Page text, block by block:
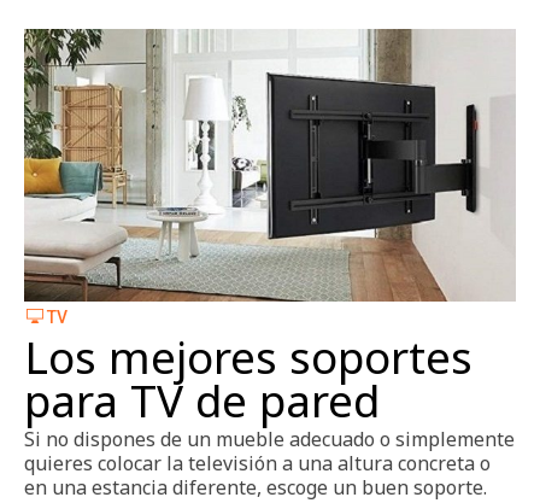
TV
Los mejores soportes
para TV de pared
Si no dispones de un mueble adecuado o simplemente
quieres colocar la televisión a una altura concreta o
en una estancia diferente, escoge un buen soporte.